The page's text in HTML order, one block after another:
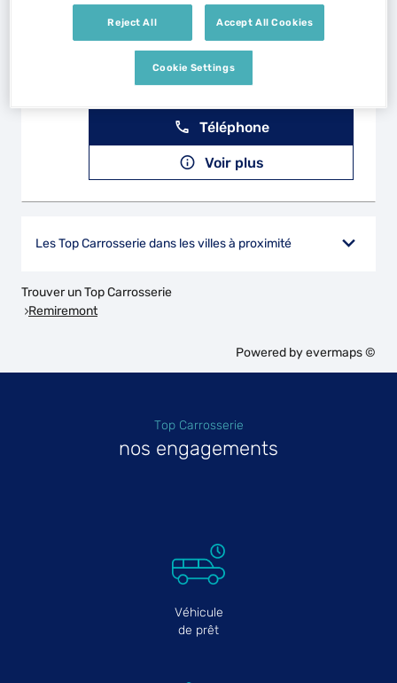
CARROSSERIE MILLET
12 Rue de la Cobrelle
88150 CHAVELOT
Ouvert 08:00 - 12:00 et 14:00 -
Téléphone
Voir plus
Les Top Carrosserie dans les villes à proximité
Trouver un Top Carrosserie
Remiremont
Powered byevermaps ©
Top Carrosserie
nos engagements
Véhicule
de prêt
Reject All Accept All Cookies
Cookie Settings